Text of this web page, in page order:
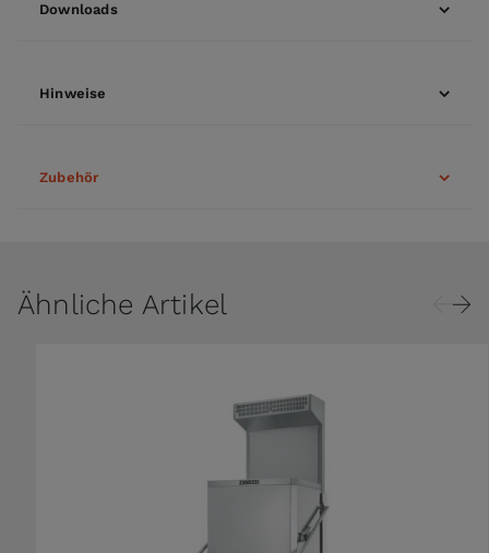
Downloads
Hinweise
Zubehör
Ähnliche Artikel